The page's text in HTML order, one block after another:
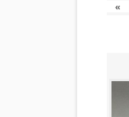
«